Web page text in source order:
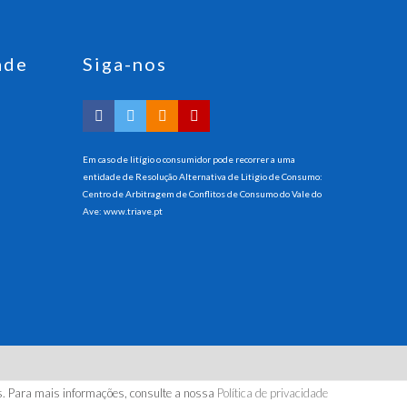
Siga-nos
Em caso de litígio o consumidor pode recorrer a uma
entidade de Resolução Alternativa de Litigio de Consumo:
Centro de Arbitragem de Conflitos de Consumo do Vale do
Ave: www.triave.pt
Para mais informações, consulte a nossa Política de privacidade